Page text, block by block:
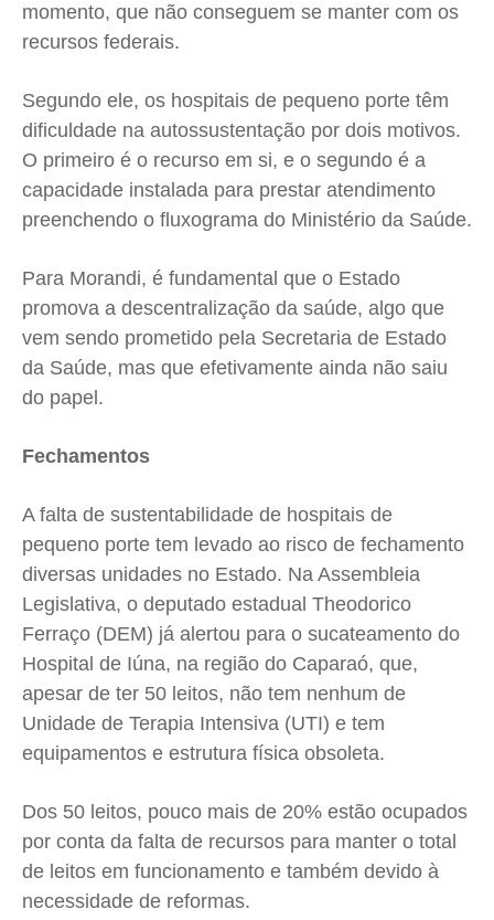
momento, que não conseguem se manter com os
recursos federais.
Segundo ele, os hospitais de pequeno porte têm
dificuldade na autossustentação por dois motivos.
O primeiro é o recurso em si, e o segundo é a
capacidade instalada para prestar atendimento
preenchendo o fluxograma do Ministério da Saúde.
Para Morandi, é fundamental que o Estado
promova a descentralização da saúde, algo que
vem sendo prometido pela Secretaria de Estado
da Saúde, mas que efetivamente ainda não saiu
do papel.
Fechamentos
A falta de sustentabilidade de hospitais de
pequeno porte tem levado ao risco de fechamento
diversas unidades no Estado. Na Assembleia
Legislativa, o deputado estadual Theodorico
Ferraço (DEM) já alertou para o sucateamento do
Hospital de Iúna, na região do Caparaó, que,
apesar de ter 50 leitos, não tem nenhum de
Unidade de Terapia Intensiva (UTI) e tem
equipamentos e estrutura física obsoleta.
Dos 50 leitos, pouco mais de 20% estão ocupados
por conta da falta de recursos para manter o total
de leitos em funcionamento e também devido à
necessidade de reformas.